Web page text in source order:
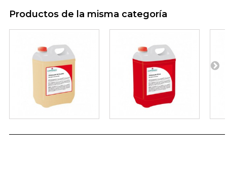
Productos de la misma categoría